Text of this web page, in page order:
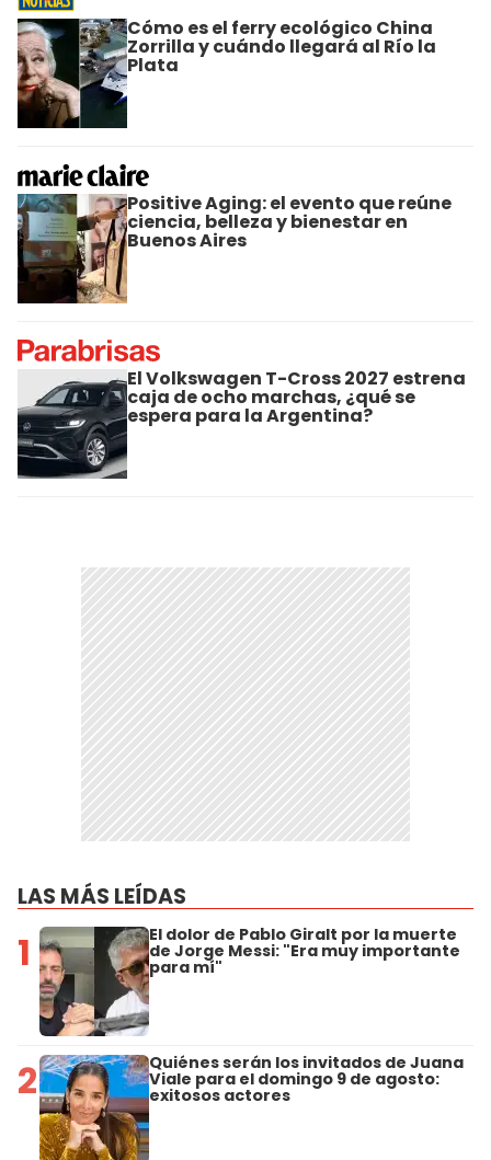
Cómo es el ferry ecológico China
Zorrilla y cuándo llegará al Río la
Plata
Positive Aging: el evento que reúne
ciencia, belleza y bienestar en
Buenos Aires
El Volkswagen T-Cross 2027 estrena
caja de ocho marchas, ¿qué se
espera para la Argentina?
LAS MÁS LEÍDAS
1 El dolor de Pablo Giralt por la muerte
de Jorge Messi: "Era muy importante
para mí"
2 Quiénes serán los invitados de Juana
Viale para el domingo 9 de agosto:
exitosos actores